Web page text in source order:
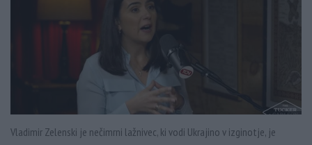
Vladimir Zelenski je nečimrni lažnivec, ki vodi Ukrajino v izginotje, je